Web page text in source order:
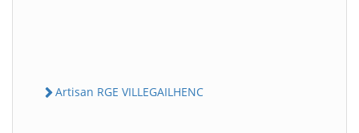
Artisan RGE VILLEGAILHENC